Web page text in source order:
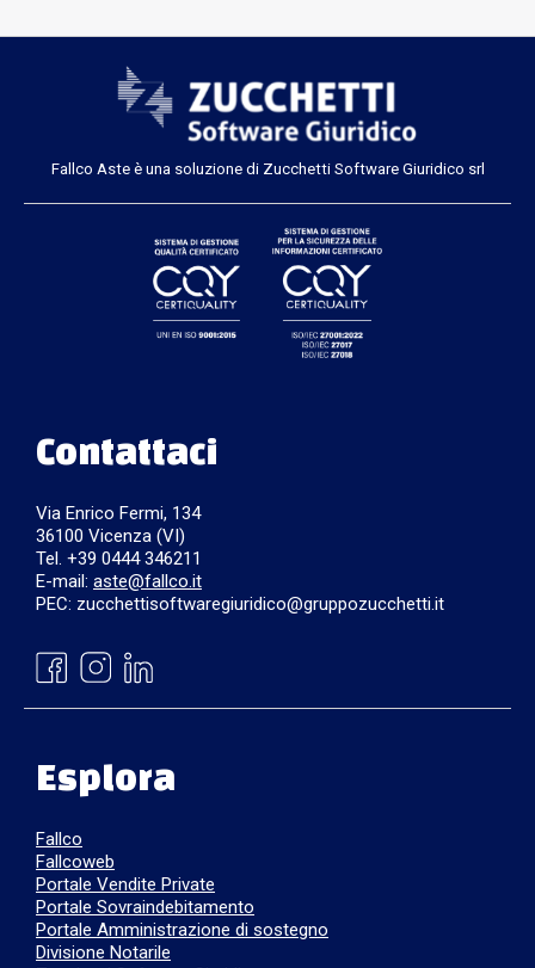
Fallco Aste è una soluzione di Zucchetti Software Giuridico srl
Contattaci
Via Enrico Fermi, 134
36100 Vicenza (VI)
Tel. +39 0444 346211
E-mail: aste@fallco.it
PEC: zucchettisoftwaregiuridico@gruppozucchetti.it
Esplora
Fallco
Fallcoweb
Portale Vendite Private
Portale Sovraindebitamento
Portale Amministrazione di sostegno
Divisione Notarile